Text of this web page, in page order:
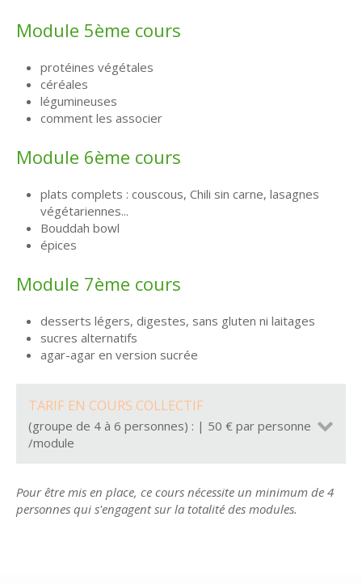
Module 5ème cours
protéines végétales
céréales
légumineuses
comment les associer
Module 6ème cours
plats complets : couscous, Chili sin carne, lasagnes
végétariennes...
Bouddah bowl
épices
Module 7ème cours
desserts légers, digestes, sans gluten ni laitages
sucres alternatifs
agar-agar en version sucrée
TARIF EN COURS COLLECTIF
(groupe de 4 à 6 personnes) : | 50 € par personne
/module
Pour être mis en place, ce cours nécessite un minimum de 4
personnes qui s'engagent sur la totalité des modules.